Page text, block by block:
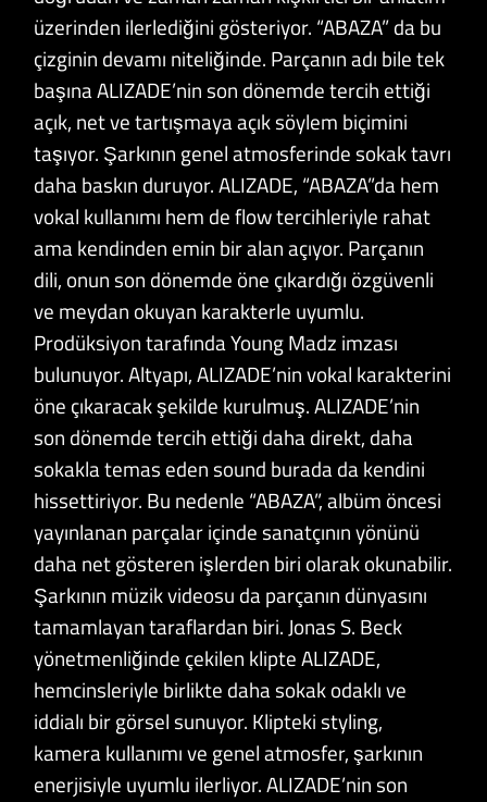
üzerinden ilerlediğini gösteriyor. “ABAZA” da bu
çizginin devamı niteliğinde. Parçanın adı bile tek
başına ALIZADE’nin son dönemde tercih ettiği
açık, net ve tartışmaya açık söylem biçimini
taşıyor. Şarkının genel atmosferinde sokak tavrı
daha baskın duruyor. ALIZADE, “ABAZA”da hem
vokal kullanımı hem de flow tercihleriyle rahat
ama kendinden emin bir alan açıyor. Parçanın
dili, onun son dönemde öne çıkardığı özgüvenli
ve meydan okuyan karakterle uyumlu.
Prodüksiyon tarafında Young Madz imzası
bulunuyor. Altyapı, ALIZADE’nin vokal karakterini
öne çıkaracak şekilde kurulmuş. ALIZADE’nin
son dönemde tercih ettiği daha direkt, daha
sokakla temas eden sound burada da kendini
hissettiriyor. Bu nedenle “ABAZA”, albüm öncesi
yayınlanan parçalar içinde sanatçının yönünü
daha net gösteren işlerden biri olarak okunabilir.
Şarkının müzik videosu da parçanın dünyasını
tamamlayan taraflardan biri. Jonas S. Beck
yönetmenliğinde çekilen klipte ALIZADE,
hemcinsleriyle birlikte daha sokak odaklı ve
iddialı bir görsel sunuyor. Klipteki styling,
kamera kullanımı ve genel atmosfer, şarkının
enerjisiyle uyumlu ilerliyor. ALIZADE’nin son